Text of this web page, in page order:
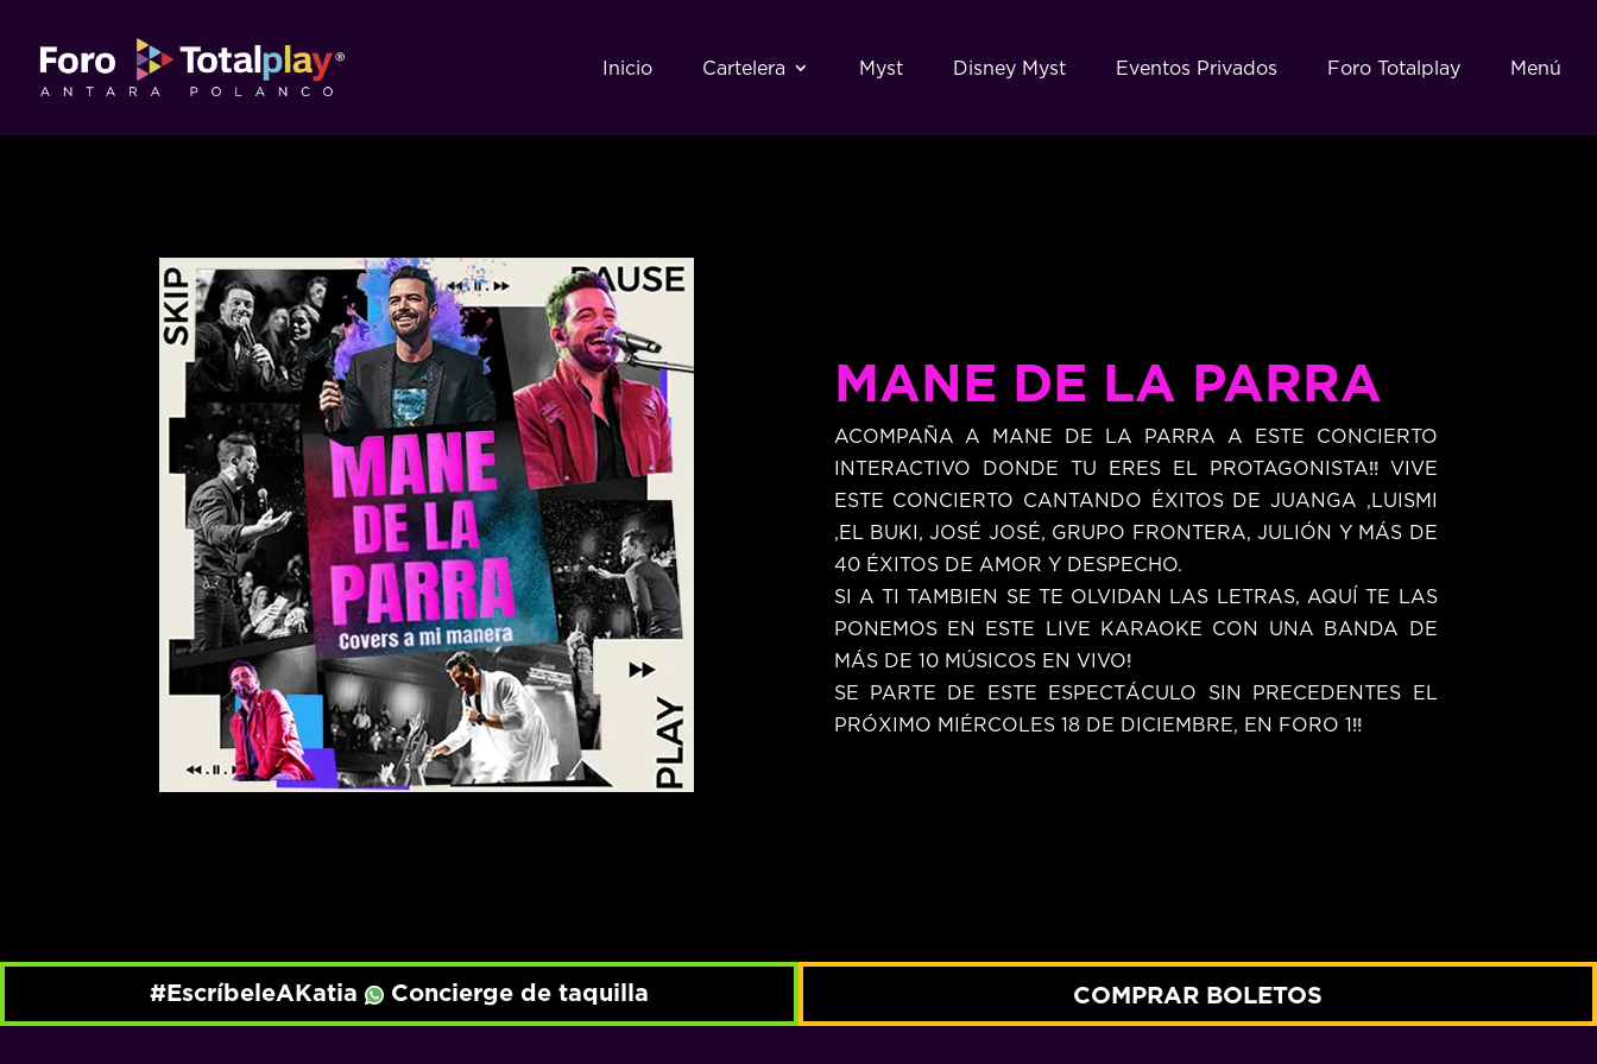
Inicio Cartelera Myst Disney Myst Eventos Privados Foro Totalplay Menú
MANE DE LA PARRA
ACOMPAÑA A MANE DE LA PARRA A ESTE CONCIERTO
INTERACTIVO DONDE TU ERES EL PROTAGONISTA!! VIVE
ESTE CONCIERTO CANTANDO ÉXITOS DE JUANGA ,LUISMI
,EL BUKI, JOSÉ JOSÉ, GRUPO FRONTERA, JULIÓN Y MÁS DE
40 ÉXITOS DE AMOR Y DESPECHO.
SI A TI TAMBIEN SE TE OLVIDAN LAS LETRAS, AQUÍ TE LAS
PONEMOS EN ESTE LIVE KARAOKE CON UNA BANDA DE
MÁS DE 10 MÚSICOS EN VIVO!
SE PARTE DE ESTE ESPECTÁCULO SIN PRECEDENTES EL
PRÓXIMO MIÉRCOLES 18 DE DICIEMBRE, EN FORO 1!!
#EscríbeleAKatia Concierge de taquilla COMPRAR BOLETOS